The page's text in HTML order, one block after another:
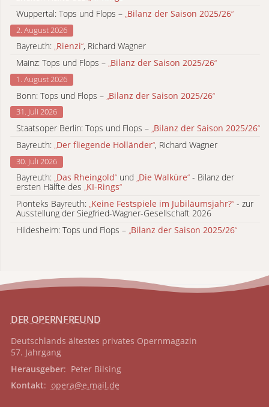
Wuppertal: Tops und Flops – „Bilanz der Saison 2025/26“
2. August 2026
Bayreuth: „Rienzi“, Richard Wagner
Mainz: Tops und Flops – „Bilanz der Saison 2025/26“
1. August 2026
Bonn: Tops und Flops – Bilanz der Saison 2025/26“
31. Juli 2026
Staatsoper Berlin: Tops und Flops – Bilanz der Saison 2025/26“
Bayreuth: „Der fliegende Holländer“, Richard Wagner
30. Juli 2026
Bayreuth: „Das Rheingold“ und „Die Walküre“ - Bilanz der
ersten Hälfte des „KI-Rings“
Pionteks Bayreuth: „Keine Festspiele im Jubiläumsjahr?“ - zur
Ausstellung der Siegfried-Wagner-Gesellschaft 2026
Hildesheim: Tops und Flops – „Bilanz der Saison 2025/26“
DER OPERNFREUND
Deutschlands ältestes privates Opernmagazin
57. Jahrgang
Herausgeber: Peter Bilsing
Kontakt: opera@e.mail.de